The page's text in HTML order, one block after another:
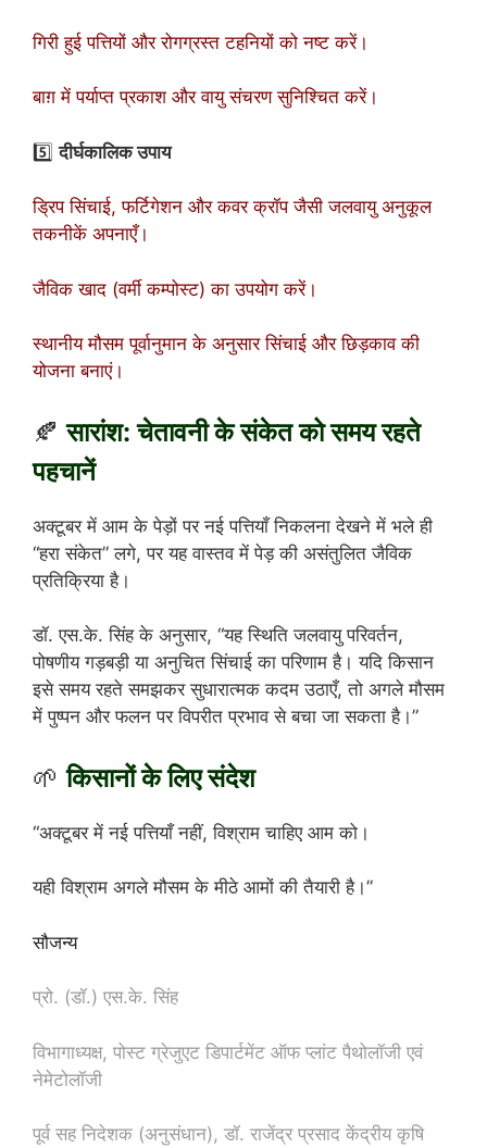
गिरी हुई पत्तियों और रोगग्रस्त टहनियों को नष्ट करें।
बाग़ में पर्याप्त प्रकाश और वायु संचरण सुनिश्चित करें।
5️⃣दीर्घकालिक उपाय
ड्रिप सिंचाई, फर्टिगेशन और कवर क्रॉप जैसी जलवायु अनुकूल
तकनीकें अपनाएँ।
जैविक खाद (वर्मी कम्पोस्ट) का उपयोग करें।
स्थानीय मौसम पूर्वानुमान के अनुसार सिंचाई और छिड़काव की
योजना बनाएं।
🍂सारांश: चेतावनी के संकेत को समय रहते
पहचानें
अक्टूबर में आम के पेड़ों पर नई पत्तियाँ निकलना देखने में भले ही
“हरा संकेत” लगे, पर यह वास्तव में पेड़ की असंतुलित जैविक
प्रतिक्रिया है।
डॉ. एस.के. सिंह के अनुसार, “यह स्थिति जलवायु परिवर्तन,
पोषणीय गड़बड़ी या अनुचित सिंचाई का परिणाम है। यदि किसान
इसे समय रहते समझकर सुधारात्मक कदम उठाएँ, तो अगले मौसम
में पुष्पन और फलन पर विपरीत प्रभाव से बचा जा सकता है।”
🌱किसानों के लिए संदेश
“अक्टूबर में नई पत्तियाँ नहीं, विश्राम चाहिए आम को।
यही विश्राम अगले मौसम के मीठे आमों की तैयारी है।”
सौजन्य
प्रो. (डॉ.) एस.के. सिंह
विभागाध्यक्ष, पोस्ट ग्रेजुएट डिपार्टमेंट ऑफ प्लांट पैथोलॉजी एवं
नेमेटोलॉजी
पूर्व सह निदेशक (अनुसंधान), डॉ. राजेंद्र प्रसाद केंद्रीय कृषि